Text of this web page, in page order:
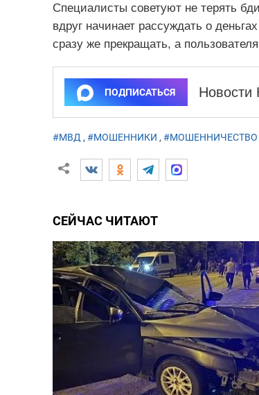
Специалисты советуют не терять
вдруг начинает рассуждать о
сразу же прекращать, а
ПОДПИСАТЬСЯ Новости
#МВД , #МОШЕННИКИ , #МОШЕННИЧЕСТВО
СЕЙЧАС ЧИТАЮТ